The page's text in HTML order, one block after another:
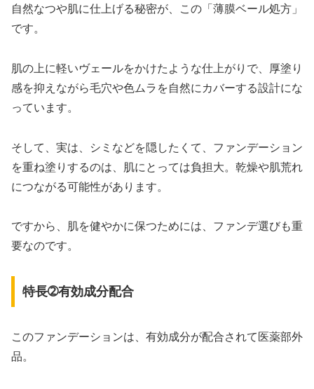
自然なつや肌に仕上げる秘密が、この「薄膜ベール処方」
です。
肌の上に軽いヴェールをかけたような仕上がりで、厚塗り
感を抑えながら毛穴や色ムラを自然にカバーする設計にな
っています。
そして、実は、シミなどを隠したくて、ファンデーション
を重ね塗りするのは、肌にとっては負担大。乾燥や肌荒れ
につながる可能性があります。
ですから、肌を健やかに保つためには、ファンデ選びも重
要なのです。
特長➁有効成分配合
このファンデーションは、有効成分が配合されて医薬部外
品。